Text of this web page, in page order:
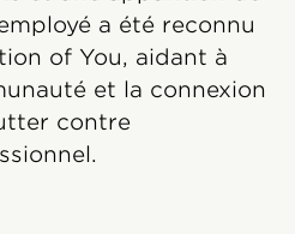
a été reconnu
of You, aidant à
et la connexion
contre